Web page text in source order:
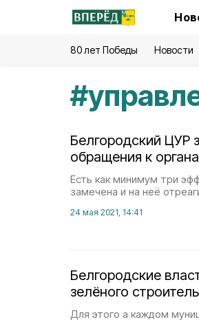
80 лет Победы Новости
#
Белгородский ЦУР
обращения к
Есть как минимум три
замечена и на неё
24 мая 2021, 14:41
Белгородские
зелёного
Для этого а каждом